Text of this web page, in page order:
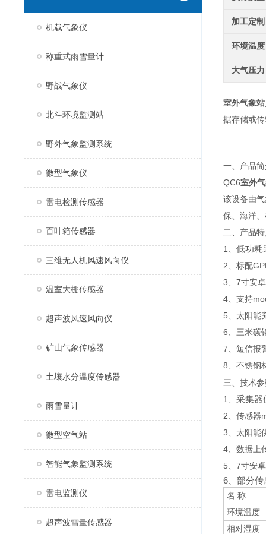
机载气象仪
称重式雨雪量计
野战气象仪
北斗环境监测站
野外气象监测系统
微型气象仪
雷电检测传感器
百叶箱传感器
三维无人机风速风向仪
温室大棚传感器
超声波风速风向仪
矿山气象传感器
土壤水分温度传感器
雨雪量计
微型空气站
智能气象监测系统
雷电监测仪
超声波雪量传感器
加工定制
环境温度
大气压力
室外气象站
据存储或
一、产品
QC6室外
该设备由
保、海洋
二、产品
1、 低功耗
2、标配
3、7寸安
4、支持
5、太阳能
6、三米碳
7、短信报
8、 不锈钢
三、技术
1、 采集器
2、传感器
3、太阳能
4、数据上
5、7寸安
6、部分
名 称
环境温度
相对湿度